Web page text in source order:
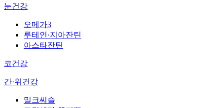
눈건강
오메가3
루테인·지아잔틴
아스타잔틴
코건강
간·위건강
밀크씨슬